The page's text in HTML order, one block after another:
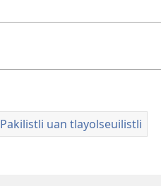
Pakilistli uan tlayolseuilistli